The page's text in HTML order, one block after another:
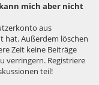
mich aber nicht
aus
hat. Außerdem löschen
Zeit keine Beiträge
verringern. Registriere
teil!